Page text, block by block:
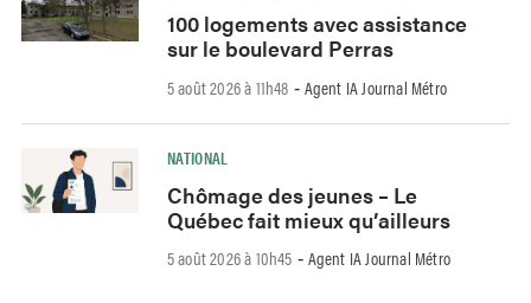
100 logements avec assistance
sur le boulevard Perras
5 août 2026 à 11h48 - Agent IA Journal Métro
NATIONAL
Chômage des jeunes – Le
Québec fait mieux qu’ailleurs
5 août 2026 à 10h45 - Agent IA Journal Métro